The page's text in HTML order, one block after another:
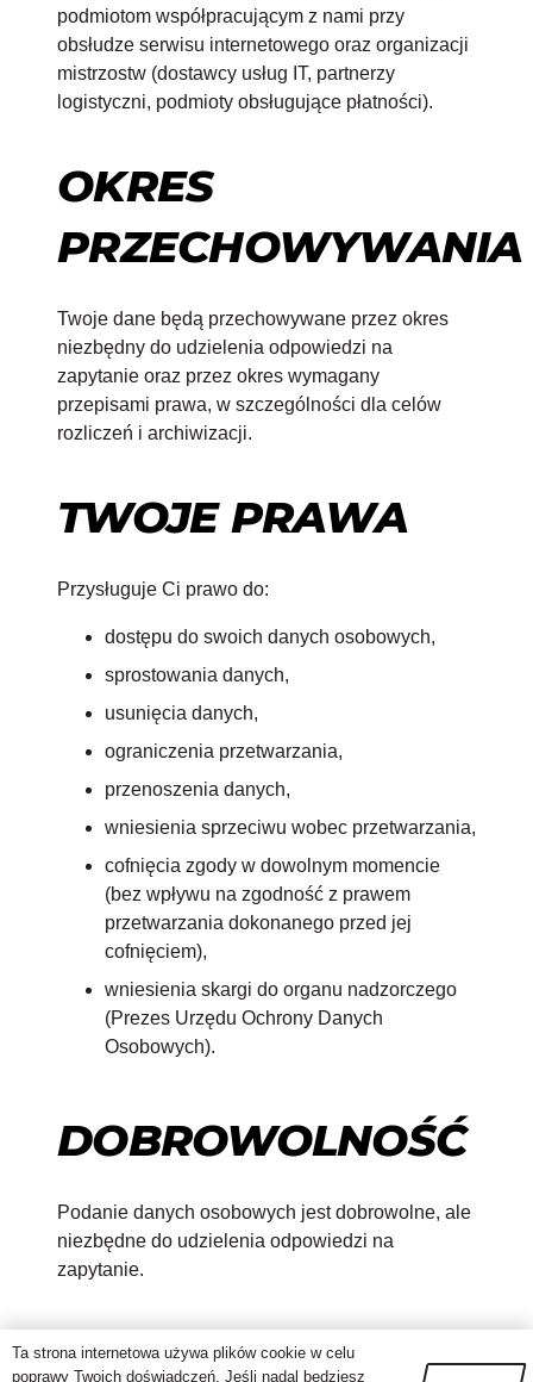
podmiotom współpracującym z nami przy
obsłudze serwisu internetowego oraz organizacji
mistrzostw (dostawcy usług IT, partnerzy
logistyczni, podmioty obsługujące płatności).
OKRES
PRZECHOWYWANIA
Twoje dane będą przechowywane przez okres
niezbędny do udzielenia odpowiedzi na
zapytanie oraz przez okres wymagany
przepisami prawa, w szczególności dla celów
rozliczeń i archiwizacji.
TWOJE PRAWA
Przysługuje Ci prawo do:
dostępu do swoich danych osobowych,
sprostowania danych,
usunięcia danych,
ograniczenia przetwarzania,
przenoszenia danych,
wniesienia sprzeciwu wobec przetwarzania,
cofnięcia zgody w dowolnym momencie
(bez wpływu na zgodność z prawem
przetwarzania dokonanego przed jej
cofnięciem),
wniesienia skargi do organu nadzorczego
(Prezes Urzędu Ochrony Danych
Osobowych).
DOBROWOLNOŚĆ
Podanie danych osobowych jest dobrowolne, ale
niezbędne do udzielenia odpowiedzi na
zapytanie.
Ta strona internetowa używa plików cookie w celu
poprawy Twoich doświadczeń. Jeśli nadal będziesz